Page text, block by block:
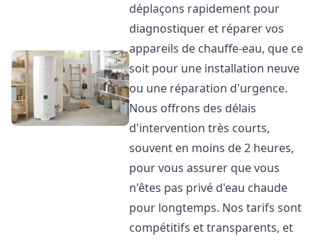
déplaçons rapidement pour
diagnostiquer et réparer vos
appareils de chauffe-eau, que ce
soit pour une installation neuve
ou une réparation d'urgence.
Nous offrons des délais
d'intervention très courts,
souvent en moins de 2 heures,
pour vous assurer que vous
n'êtes pas privé d'eau chaude
pour longtemps. Nos tarifs sont
compétitifs et transparents, et